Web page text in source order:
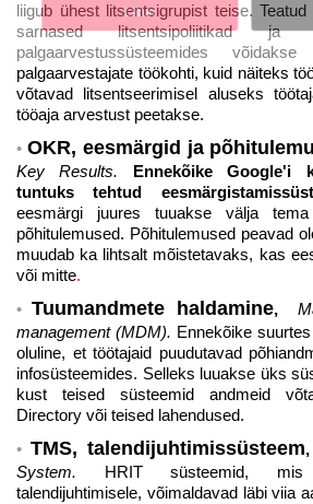
liigub ühest litsentsigrupist teise.
sarnased litsentsipoliitikad ja
palgaarvestussüsteemides
palgaarvestajate töökohti, kuid näiteks
võtavad litsentseerimisel aluseks
tööaja arvestust peetakse.
OKR, eesmärgid ja
Key Results. Ennekõike Google'i
tuntuks tehtud
eesmärgi juures tuuakse välja
põhitulemused. Põhitulemused peavad
muudab ka lihtsalt mõistetavaks, kas
või mitte.
Tuumandmete haldamine,
management (MDM). Ennekõike
oluline, et töötajaid puudutavad
infosüsteemides. Selleks luuakse üks
kust teised süsteemid andmeid
Directory või teised lahendused.
TMS, talendijuhtimissüsteem
System. HRIT süsteemid,
talendijuhtimisele, võimaldavad läbi viia
Liitun